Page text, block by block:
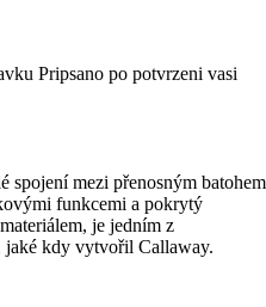
Pripsano po potvrzeni vasi
mezi přenosným batohem
funkcemi a pokrytý
je jedním z
jaké kdy vytvořil Callaway.